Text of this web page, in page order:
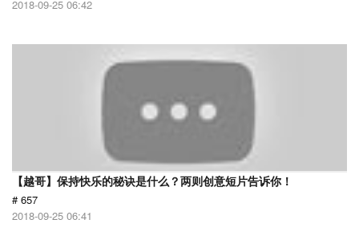
2018-09-25 06:42
【越哥】保持快乐的秘诀是什么？两则创意短片告诉你！
# 657
2018-09-25 06:41